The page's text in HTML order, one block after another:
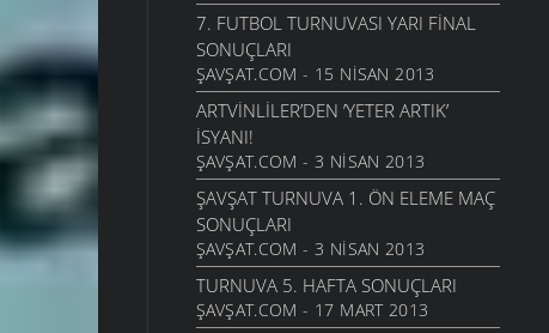
7. FUTBOL TURNUVASI YARI FINAL
SONUÇLARI
ŞAVŞAT.COM - 15 NISAN 2013
ARTVINLILER’DEN ’YETER ARTIK’
ISYANI!
ŞAVŞAT.COM - 3 NISAN 2013
ŞAVŞAT TURNUVA 1. ÖN ELEME MAÇ
SONUÇLARI
ŞAVŞAT.COM - 3 NISAN 2013
TURNUVA 5. HAFTA SONUÇLARI
ŞAVŞAT.COM - 17 MART 2013